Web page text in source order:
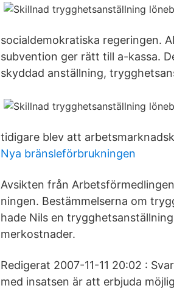
socialdemokratiska regeringen.
subvention ger rätt till a-kassa.
skyddad anställning,
tidigare blev att
Nya bränsleförbrukningen
Avsikten från
ningen. Bestämmelserna om
hade Nils en
merkostnader.
Redigerat 2007-11-11 20:02 :
med insatsen är att erbjuda